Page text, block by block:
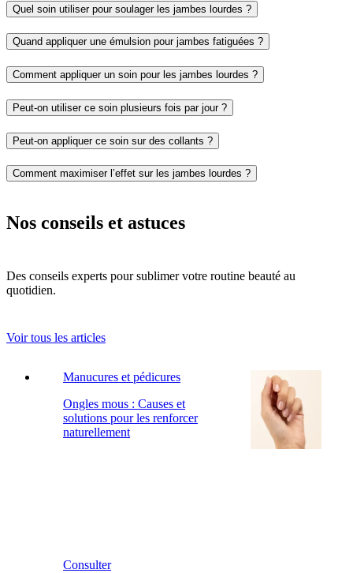
Quel soin utiliser pour soulager les jambes lourdes ?
Quand appliquer une émulsion pour jambes fatiguées ?
Comment appliquer un soin pour les jambes lourdes ?
Peut-on utiliser ce soin plusieurs fois par jour ?
Peut-on appliquer ce soin sur des collants ?
Comment maximiser l’effet sur les jambes lourdes ?
Nos conseils et astuces
Des conseils experts pour sublimer votre routine beauté au
quotidien.
Voir tous les articles
Manucures et pédicures
Ongles mous : Causes et
solutions pour les renforcer
naturellement
Consulter